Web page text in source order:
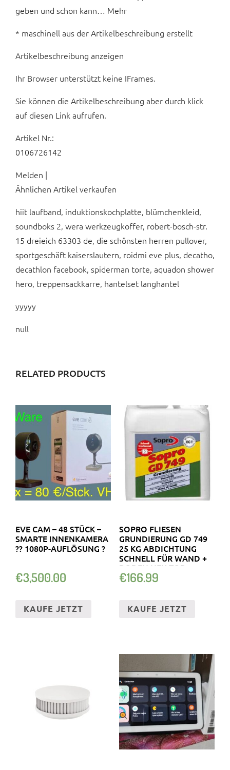
geben und schon kann… Mehr
* maschinell aus der Artikelbeschreibung erstellt
Artikelbeschreibung anzeigen
Ihr Browser unterstützt keine IFrames.
Sie können die Artikelbeschreibung aber durch klick
auf diesen Link aufrufen.
Artikel Nr.:
0106726142
Melden |
Ähnlichen Artikel verkaufen
hiit laufband, induktionskochplatte, blümchenkleid,
soundboks 2, wera werkzeugkoffer, robert-bosch-str.
15 dreieich 63303 de, die schönsten herren pullover,
sportgeschäft kaiserslautern, roidmi eve plus, decatho,
decathlon facebook, spiderman torte, aquadon shower
hero, treppensackkarre, hantelset langhantel
yyyyy
null
RELATED PRODUCTS
EVE CAM – 48 STÜCK –
SMARTE INNENKAMERA
?? 1080P-AUFLÖSUNG ?
€3,500.00
KAUFE JETZT
SOPRO FLIESEN
GRUNDIERUNG GD 749
25 KG ABDICHTUNG
SCHNELL FÜR WAND +
BODEN NEU TOP
€166.99
KAUFE JETZT